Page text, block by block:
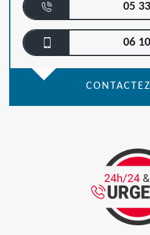
05
06